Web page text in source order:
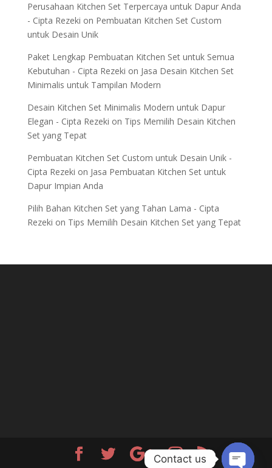
Perusahaan Kitchen Set Terpercaya untuk Dapur Anda
- Cipta Rezeki on Pembuatan Kitchen Set Custom
untuk Desain Unik
Paket Lengkap Pembuatan Kitchen Set untuk Semua
Kebutuhan - Cipta Rezeki on Jasa Desain Kitchen Set
Minimalis untuk Tampilan Modern
Desain Kitchen Set Minimalis Modern untuk Dapur
Elegan - Cipta Rezeki on Tips Memilih Desain Kitchen
Set yang Tepat
Pembuatan Kitchen Set Custom untuk Desain Unik -
Cipta Rezeki on Jasa Pembuatan Kitchen Set untuk
Dapur Impian Anda
Pilih Bahan Kitchen Set yang Tahan Lama - Cipta
Rezeki on Tips Memilih Desain Kitchen Set yang Tepat
Contact us